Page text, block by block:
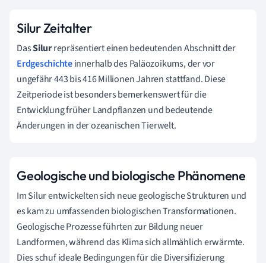
Silur Zeitalter
DasSilurrepräsentiert einen bedeutenden Abschnitt der
Erdgeschichteinnerhalb des Paläozoikums, der vor
ungefähr 443 bis 416 Millionen Jahren stattfand. Diese
Zeitperiode ist besonders bemerkenswert für die
Entwicklung früher Landpflanzen und bedeutende
Änderungen in der ozeanischen Tierwelt.
Geologische und biologische Phänomene
Im Silur entwickelten sich neue geologische Strukturen und
es kam zu umfassenden biologischen Transformationen.
Geologische Prozesse führten zur Bildung neuer
Landformen, während das Klima sich allmählich erwärmte.
Dies schuf ideale Bedingungen für die Diversifizierung